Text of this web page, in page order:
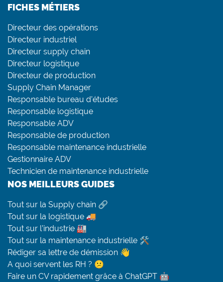
FICHES MÉTIERS
Directeur des opérations
Directeur industriel
Directeur supply chain
Directeur logistique
Directeur de production
Supply Chain Manager
Responsable bureau d’études
Responsable logistique
Responsable ADV
Responsable de production
Responsable maintenance industrielle
Gestionnaire ADV
Technicien de maintenance industrielle
NOS MEILLEURS GUIDES
Tout sur la Supply chain 🔗
Tout sur la logistique 🚚
Tout sur l’industrie 🏭
Tout sur la maintenance industrielle 🛠
Rédiger sa lettre de démission 👋
A quoi servent les RH ? 😕
Faire un CV rapidement grâce à ChatGPT 🤖